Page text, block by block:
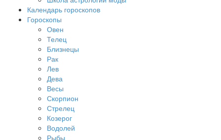
Календарь гороскопов
Гороскопы
Овен
Телец
Близнецы
Рак
Лев
Дева
Весы
Скорпион
Стрелец
Козерог
Водолей
Рыбы